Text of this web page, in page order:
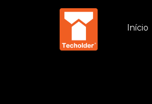
Início